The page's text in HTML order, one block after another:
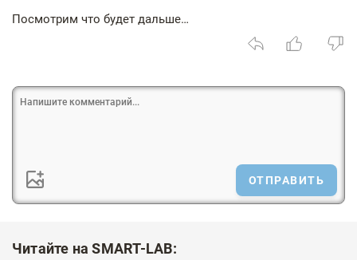
Посмотрим что будет дальше…
ОТПРАВИТЬ
Читайте на SMART-LAB: